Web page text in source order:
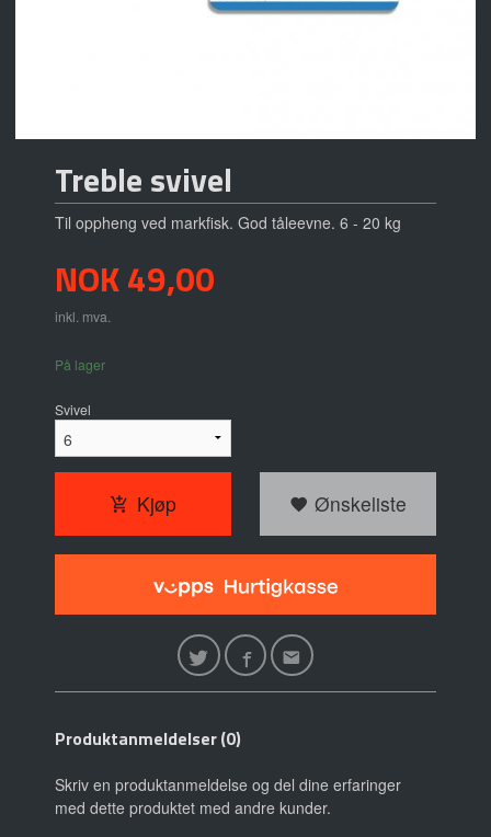
Treble svivel
Til oppheng ved markfisk. God tåleevne. 6 - 20 kg
Pris
NOK49,00
inkl. mva.
På lager
Svivel
Kjøp Ønskeliste
Produktanmeldelser (0)
Skriv en produktanmeldelse og del dine erfaringer
med dette produktet med andre kunder.